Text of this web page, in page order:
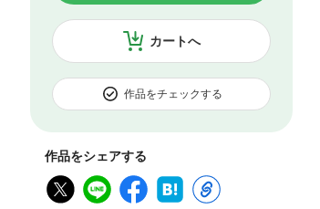
カートへ
作品をチェックする
作品をシェアする